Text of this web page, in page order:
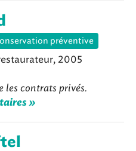
préventive
2005
les contrats privés.
»